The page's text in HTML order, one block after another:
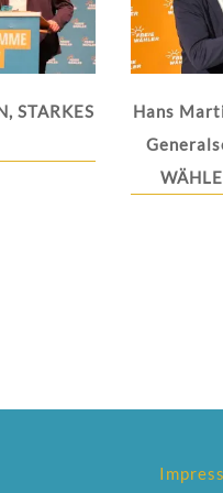
STARKES
Hans